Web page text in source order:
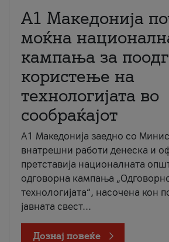
A1 Македонија
моќна
кампања за
користење на
технологијата во
сообраќајот
A1 Македонија заедно со
внатрешни работи денеска и
претставија националната
одговорна кампања
технологијата“, насочена кон
јавната свест...
Дознај повеќе